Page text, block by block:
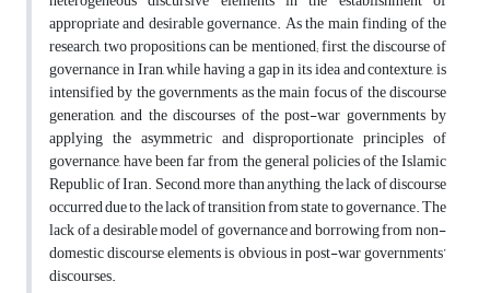
appropriate and desirable governance. As the main finding of the
research, two propositions can be mentioned; first, the discourse of
governance in Iran, while having a gap in its idea and contexture, is
intensified by the governments as the main focus of the discourse
generation, and the discourses of the post-war governments by
applying the asymmetric and disproportionate principles of
governance, have been far from the general policies of the Islamic
Republic of Iran. Second, more than anything, the lack of discourse
occurred due to the lack of transition from state to governance. The
lack of a desirable model of governance and borrowing from non-
domestic discourse elements is obvious in post-war governments’
discourses.